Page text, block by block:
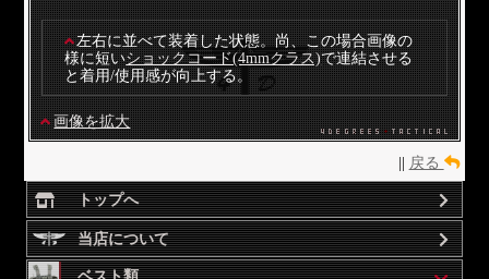
左右に並べて装着した状態。尚、この場合画像の
様に短いショックコード(4mmクラス)で連結させる
と着用/使用感が向上する。
画像を拡大
|| 戻る
トップへ
当店について